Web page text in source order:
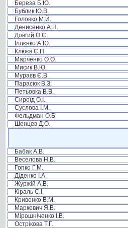
Береза Б.Ю.
Бублик Ю.В.
Головко М.Й.
Денисенко А.П.
Довгий О.С.
Іллєнко А.Ю.
Клюєв С.П.
Марченко О.О.
Мисик В.Ю.
Мураєв Є.В.
Парасюк В.З.
Петьовка В.В.
Сироїд О.І.
Суслова І.М.
Фельдман О.Б.
Шенцев Д.О.
Бабак А.В.
Веселова Н.В.
Гопко Г.М.
Діденко І.А.
Журжій А.В.
Кіраль С.І.
Кривенко В.М.
Маркевич Я.В.
Мірошніченко І.В.
Острікова Т.Г.